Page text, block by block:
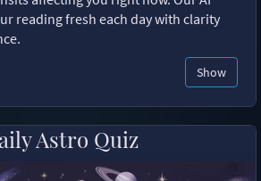
reading fresh each day with clarity
Show
Astro Quiz